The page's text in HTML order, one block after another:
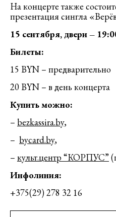
На концерте также
презентация сингла
15 сентября, двери –
Билеты:
15 BYN – предварительно
20 BYN – в день концерта
Купить можно:
– bezkassira.by,
– bycard.by,
– культ.центр “КОРПУС”
Инфолиния:
+375(29) 278 32 16